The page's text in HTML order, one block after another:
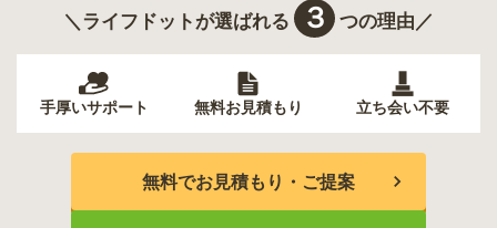
＼ライフドットが選ばれる ３ つの理由／
手厚いサポート 無料お見積もり 立ち会い不要
無料でお見積もり・ご提案